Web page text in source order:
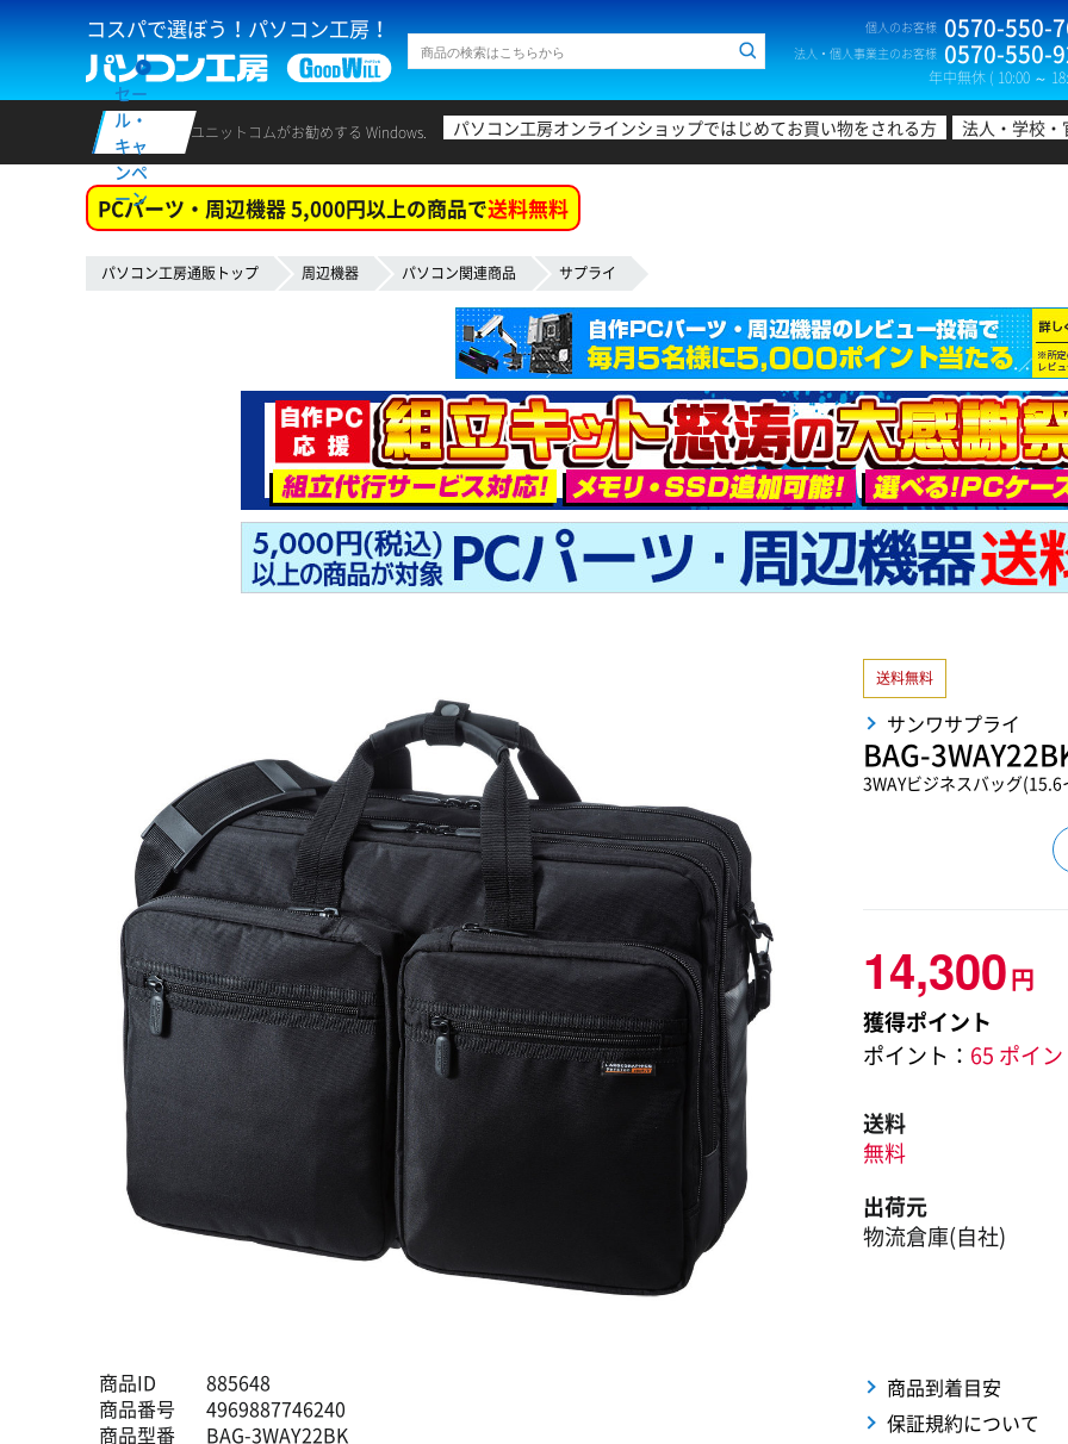
コスパで選ぼう！パソコン工房！ 個人のお客様 0570-550-
法人・個人事業主のお客様 0570-550-
年中無休 ( 10:00 ～
セー
ル・
キャ
ンペ
ーン
ユニットコムがお勧めする Windows. パソコン工房オンラインショップではじめてお買い物をされる方 法人・学校
PCパーツ・周辺機器 5,000円以上の商品で送料無料
パソコン工房通販トップ 周辺機器 パソコン関連商品 サプライ
商品ID
885648
商品番号
4969887746240
商品型番
BAG-3WAY22BK
送料無料
サンワサプライ
BAG-
3WAYビジネスバッグ
14,300円
獲得ポイント
ポイント： 65 ポイン
送料
無料
出荷元
物流倉庫(自社)
商品到着目安
保証規約について